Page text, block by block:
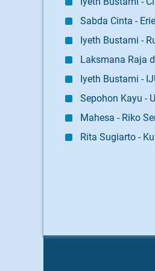
Sabda Cinta -
Iyeth Bustami -
Laksmana Raja
Iyeth Bustami -
Sepohon Kayu -
Mahesa - Riko
Rita Sugiarto -